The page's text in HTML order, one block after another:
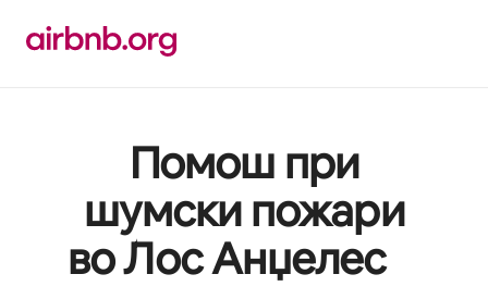
содржина
Помош при
шумски пожари
во Лос Анџелес